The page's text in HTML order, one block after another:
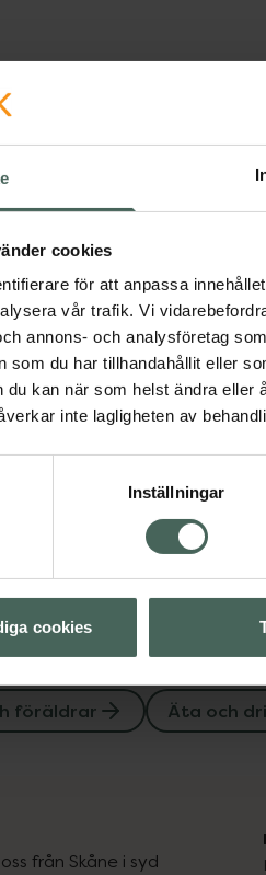
cookies
för att anpassa
vår trafik. Vi
annons- och analysföretag
som du har tillhandahållit eller
kan när som helst ändra
inte lagligheten av
Inställningar
cookies
6M+.Förpackningen
L (för barn från 6
Äta och dricka själv
Visa
Visa
föräldrar Äta och
från Skåne i syd